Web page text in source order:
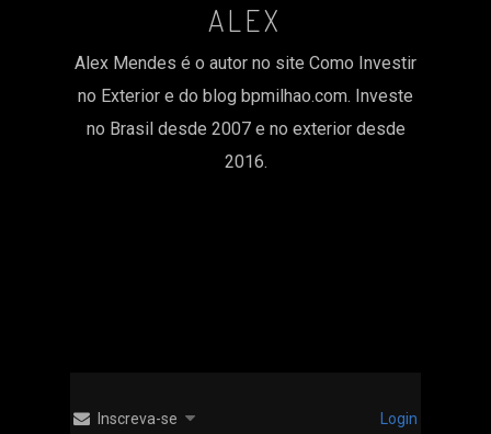
ALEX
Alex Mendes é o autor no site Como Investir
no Exterior e do blog bpmilhao.com. Investe
no Brasil desde 2007 e no exterior desde
2016.
Inscreva-se Login